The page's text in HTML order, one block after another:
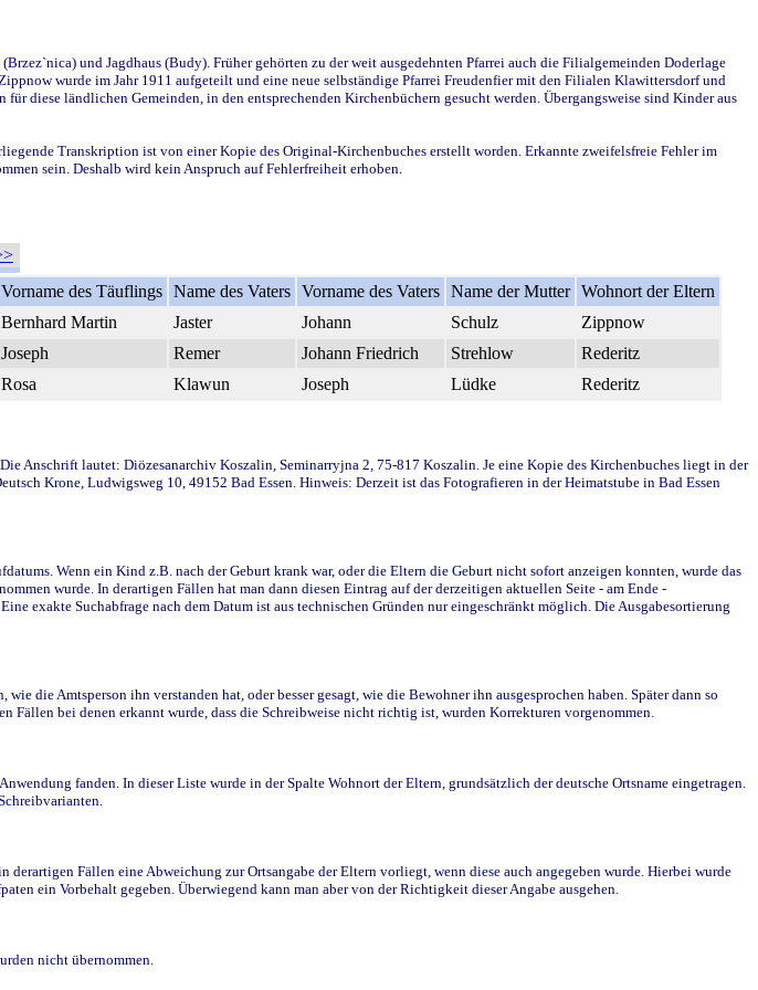
und Jagdhaus (Budy). Früher gehörten zu der weit ausgedehnten Pfarrei auch die Filialgemeinden Doderlage
wurde im Jahr 1911 aufgeteilt und eine neue selbständige Pfarrei Freudenfier mit den Filialen Klawittersdorf und
diese ländlichen Gemeinden, in den entsprechenden Kirchenbüchern gesucht werden. Übergangsweise sind Kinder aus
Transkription ist von einer Kopie des Original-Kirchenbuches erstellt worden. Erkannte zweifelsfreie Fehler im
sein. Deshalb wird kein Anspruch auf Fehlerfreiheit erhoben.
Vorname des Täuflings Name des Vaters Vorname des Vaters Name der Mutter Wohnort der Eltern
Bernhard Martin Jaster Johann Schulz
Zippnow
Joseph Remer Johann Friedrich Strehlow
Rederitz
Rosa Klawun Joseph Lüdke Rederitz
Anschrift lautet: Diözesanarchiv Koszalin, Seminarryjna 2, 75-817 Koszalin. Je eine Kopie des Kirchenbuches liegt in der
Krone, Ludwigsweg 10, 49152 Bad Essen. Hinweis: Derzeit ist das Fotografieren in der Heimatstube in Bad Essen
Wenn ein Kind z.B. nach der Geburt krank war, oder die Eltern die Geburt nicht sofort anzeigen konnten, wurde das
wurde. In derartigen Fällen hat man dann diesen Eintrag auf der derzeitigen aktuellen Seite - am Ende -
exakte Suchabfrage nach dem Datum ist aus technischen Gründen nur eingeschränkt möglich. Die Ausgabesortierung
die Amtsperson ihn verstanden hat, oder besser gesagt, wie die Bewohner ihn ausgesprochen haben. Später dann so
bei denen erkannt wurde, dass die Schreibweise nicht richtig ist, wurden Korrekturen vorgenommen.
fanden. In dieser Liste wurde in der Spalte Wohnort der Eltern, grundsätzlich der deutsche Ortsname eingetragen.
Fällen eine Abweichung zur Ortsangabe der Eltern vorliegt, wenn diese auch angegeben wurde. Hierbei wurde
ein Vorbehalt gegeben. Überwiegend kann man aber von der Richtigkeit dieser Angabe ausgehen.
nicht übernommen.